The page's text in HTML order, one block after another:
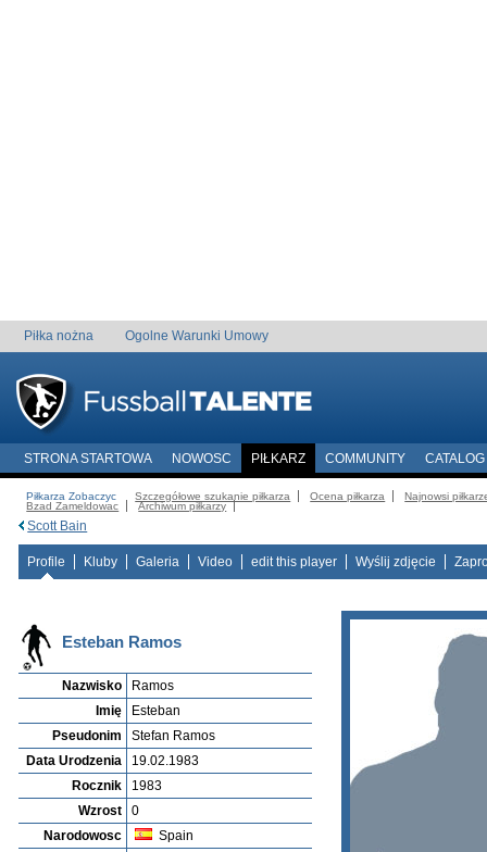
Piłka nożna Ogolne Warunki Umowy
STRONA STARTOWA NOWOSC PIŁKARZ COMMUNITY CATALOG
Piłkarza Zobaczyc Szczegółowe szukanie piłkarza Ocena piłkarza
Najnowsi
Bzad Zameldowac
Archiwum piłkarzy
Scott Bain
Profile Kluby Galeria Video edit this player Wyślij zdjęcie
Esteban Ramos
Nazwisko
Ramos
Imię
Esteban
Pseudonim
Stefan Ramos
Data Urodzenia
19.02.1983
Rocznik
1983
Wzrost
0
Narodowosc
Spain